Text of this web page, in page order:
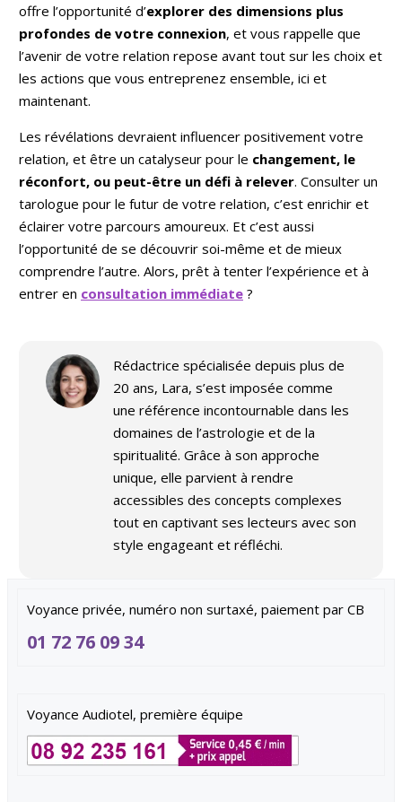
Voyance privée, numéro non surtaxé, paiement par CB
01 72 76 09 34
Voyance Audiotel, première équipe
offre l’opportunité d’explorer des dimensions plus
profondes de votre connexion, et vous rappelle que
l’avenir de votre relation repose avant tout sur les choix et
les actions que vous entreprenez ensemble, ici et
maintenant.
Les révélations devraient influencer positivement votre
relation, et être un catalyseur pour le changement, le
réconfort, ou peut-être un défi à relever. Consulter un
tarologue pour le futur de votre relation, c’est enrichir et
éclairer votre parcours amoureux. Et c’est aussi
l’opportunité de se découvrir soi-même et de mieux
comprendre l’autre. Alors, prêt à tenter l’expérience et à
entrer en consultation immédiate ?
Rédactrice spécialisée depuis plus de
20 ans, Lara, s’est imposée comme
une référence incontournable dans les
domaines de l’astrologie et de la
spiritualité. Grâce à son approche
unique, elle parvient à rendre
accessibles des concepts complexes
tout en captivant ses lecteurs avec son
style engageant et réfléchi.